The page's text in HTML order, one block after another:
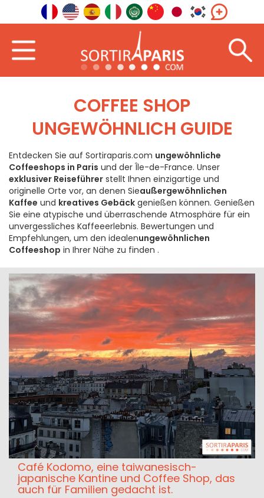
COFFEE SHOP
UNGEWÖHNLICH GUIDE
Entdecken Sie auf Sortiraparis.com ungewöhnliche
Coffeeshops in Paris und der Île-de-France. Unser
exklusiver Reiseführer stellt Ihnen einzigartige und
originelle Orte vor, an denen Sieaußergewöhnlichen
Kaffee und kreatives Gebäck genießen können. Genießen
Sie eine atypische und überraschende Atmosphäre für ein
unvergessliches Kaffeeerlebnis. Bewertungen und
Empfehlungen, um den idealenungewöhnlichen
Coffeeshop in Ihrer Nähe zu finden .
Café Kodomo, eine taiwanesisch-
japanische Kantine und Coffee Shop, das
auch für Familien gedacht ist.